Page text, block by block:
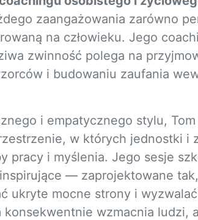
zaangażowania zarówno
na człowieku. Jego
zwinność polega na
i budowaniu zaufania
i empatycznego stylu,
w których jednostki i
pracy i myślenia. Jego sesje
— zaprojektowane
ukryte mocne strony i
konsekwentnie wzmacnia ludzi,